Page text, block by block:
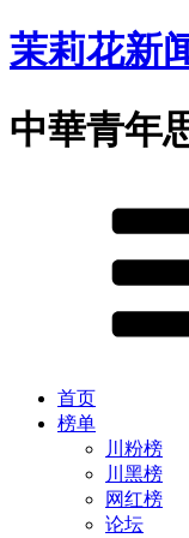
茉莉花新
中華青年
首页
榜单
川粉榜
川黑榜
网红榜
论坛